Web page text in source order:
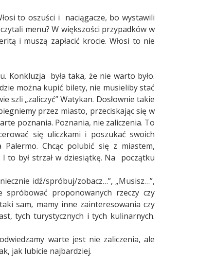
to oszuści i naciągacze, bo wystawili
menu? W większości przypadków w
i muszą zapłacić krocie. Włosi to nie
Konkluzja była taka, że nie warto było.
można kupić bilety, nie musieliby stać
szli „zaliczyć” Watykan. Dosłownie takie
przez miasto, przeciskając się w
poznania. Poznania, nie zaliczenia. To
się uliczkami i poszukać swoich
Chcąc polubić się z miastem,
to był strzał w dziesiątkę. Na
początku
idź/spróbuj/zobacz…”, „Musisz…”,
spróbować proponowanych rzeczy czy
sam, mamy inne zainteresowania czy
tych turystycznych i tych kulinarnych.
warte jest nie zaliczenia, ale
jak lubicie najbardziej.